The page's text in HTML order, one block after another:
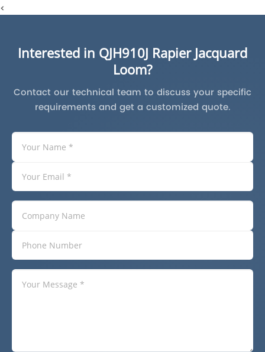
<
Interested in QJH910J Rapier Jacquard
Loom?
Contact our technical team to discuss your specific
requirements and get a customized quote.